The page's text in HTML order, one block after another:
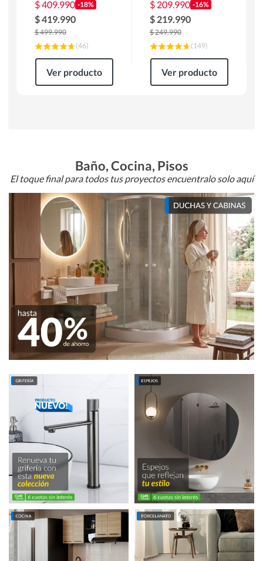
$409.990 -18%
$419.990
$499.990
(46)
Ver producto
$ 209.990 -16%
$ 219.990
$249.990
(149)
Ver producto
Baño, Cocina, Pisos
El toque final para todos tus proyectos encuentralo solo aquí